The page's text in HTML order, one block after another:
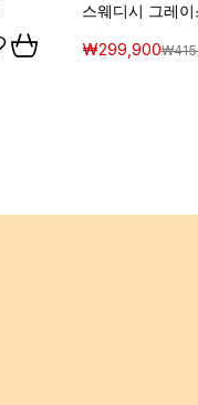
₩299,900